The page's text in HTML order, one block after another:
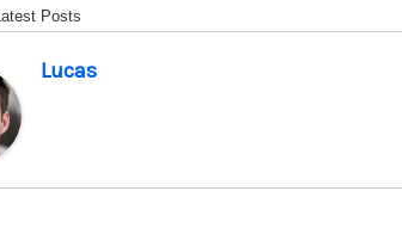
Latest Posts
Lucas